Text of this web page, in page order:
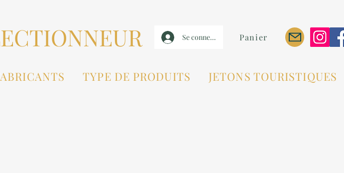
Se connecter Panier
TYPE DE PRODUITS JETONS TOURISTIQUES